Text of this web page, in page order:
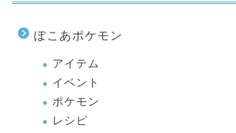
ぽこあポケモン
アイテム
イベント
ポケモン
レシピ